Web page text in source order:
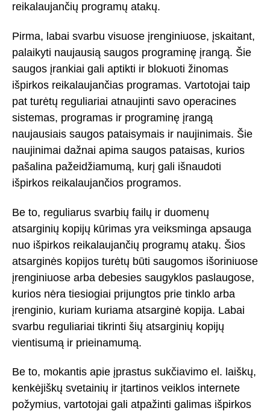
reikalaujančių programų atakų.
Pirma, labai svarbu visuose įrenginiuose, įskaitant,
palaikyti naujausią saugos programinę įrangą. Šie
saugos įrankiai gali aptikti ir blokuoti žinomas
išpirkos reikalaujančias programas. Vartotojai taip
pat turėtų reguliariai atnaujinti savo operacines
sistemas, programas ir programinę įrangą
naujausiais saugos pataisymais ir naujinimais. Šie
naujinimai dažnai apima saugos pataisas, kurios
pašalina pažeidžiamumą, kurį gali išnaudoti
išpirkos reikalaujančios programos.
Be to, reguliarus svarbių failų ir duomenų
atsarginių kopijų kūrimas yra veiksminga apsauga
nuo išpirkos reikalaujančių programų atakų. Šios
atsarginės kopijos turėtų būti saugomos išoriniuose
įrenginiuose arba debesies saugyklos paslaugose,
kurios nėra tiesiogiai prijungtos prie tinklo arba
įrenginio, kuriam kuriama atsarginė kopija. Labai
svarbu reguliariai tikrinti šių atsarginių kopijų
vientisumą ir prieinamumą.
Be to, mokantis apie įprastus sukčiavimo el. laiškų,
kenkėjiškų svetainių ir įtartinos veiklos internete
požymius, vartotojai gali atpažinti galimas išpirkos